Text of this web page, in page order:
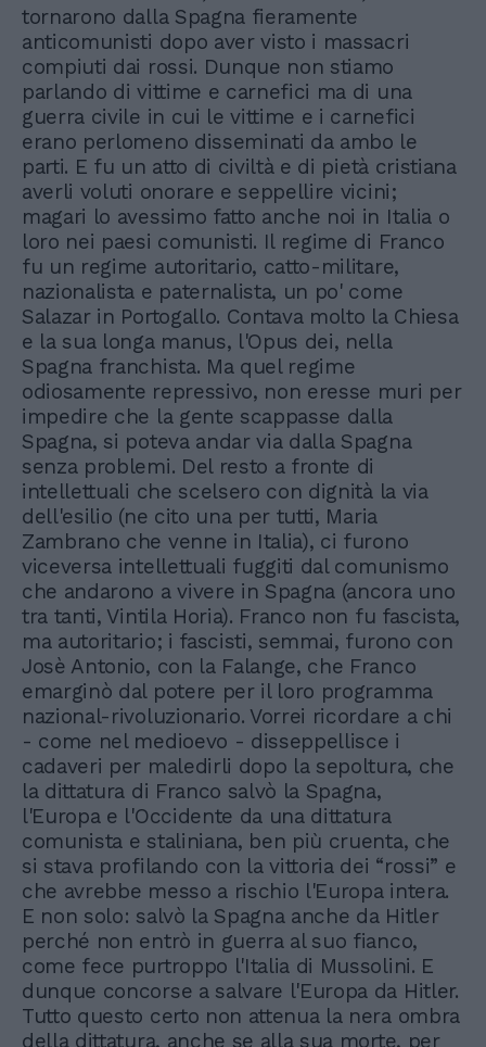
tornarono dalla Spagna fieramente
anticomunisti dopo aver visto i massacri
compiuti dai rossi. Dunque non stiamo
parlando di vittime e carnefici ma di una
guerra civile in cui le vittime e i carnefici
erano perlomeno disseminati da ambo le
parti. E fu un atto di civiltà e di pietà cristiana
averli voluti onorare e seppellire vicini;
magari lo avessimo fatto anche noi in Italia o
loro nei paesi comunisti. Il regime di Franco
fu un regime autoritario, catto-militare,
nazionalista e paternalista, un po' come
Salazar in Portogallo. Contava molto la Chiesa
e la sua longa manus, l'Opus dei, nella
Spagna franchista. Ma quel regime
odiosamente repressivo, non eresse muri per
impedire che la gente scappasse dalla
Spagna, si poteva andar via dalla Spagna
senza problemi. Del resto a fronte di
intellettuali che scelsero con dignità la via
dell'esilio (ne cito una per tutti, Maria
Zambrano che venne in Italia), ci furono
viceversa intellettuali fuggiti dal comunismo
che andarono a vivere in Spagna (ancora uno
tra tanti, Vintila Horia). Franco non fu fascista,
ma autoritario; i fascisti, semmai, furono con
Josè Antonio, con la Falange, che Franco
emarginò dal potere per il loro programma
nazional-rivoluzionario. Vorrei ricordare a chi
- come nel medioevo - disseppellisce i
cadaveri per maledirli dopo la sepoltura, che
la dittatura di Franco salvò la Spagna,
l'Europa e l'Occidente da una dittatura
comunista e staliniana, ben più cruenta, che
si stava profilando con la vittoria dei “rossi” e
che avrebbe messo a rischio l'Europa intera.
E non solo: salvò la Spagna anche da Hitler
perché non entrò in guerra al suo fianco,
come fece purtroppo l'Italia di Mussolini. E
dunque concorse a salvare l'Europa da Hitler.
Tutto questo certo non attenua la nera ombra
della dittatura, anche se alla sua morte, per